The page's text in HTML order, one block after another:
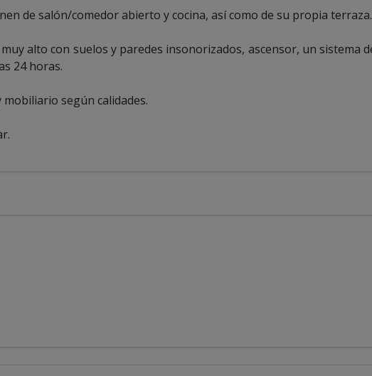
de salón/comedor abierto y cocina, así como de su propia terraza.
alto con suelos y paredes insonorizados, ascensor, un sistema
24 horas.
según calidades.